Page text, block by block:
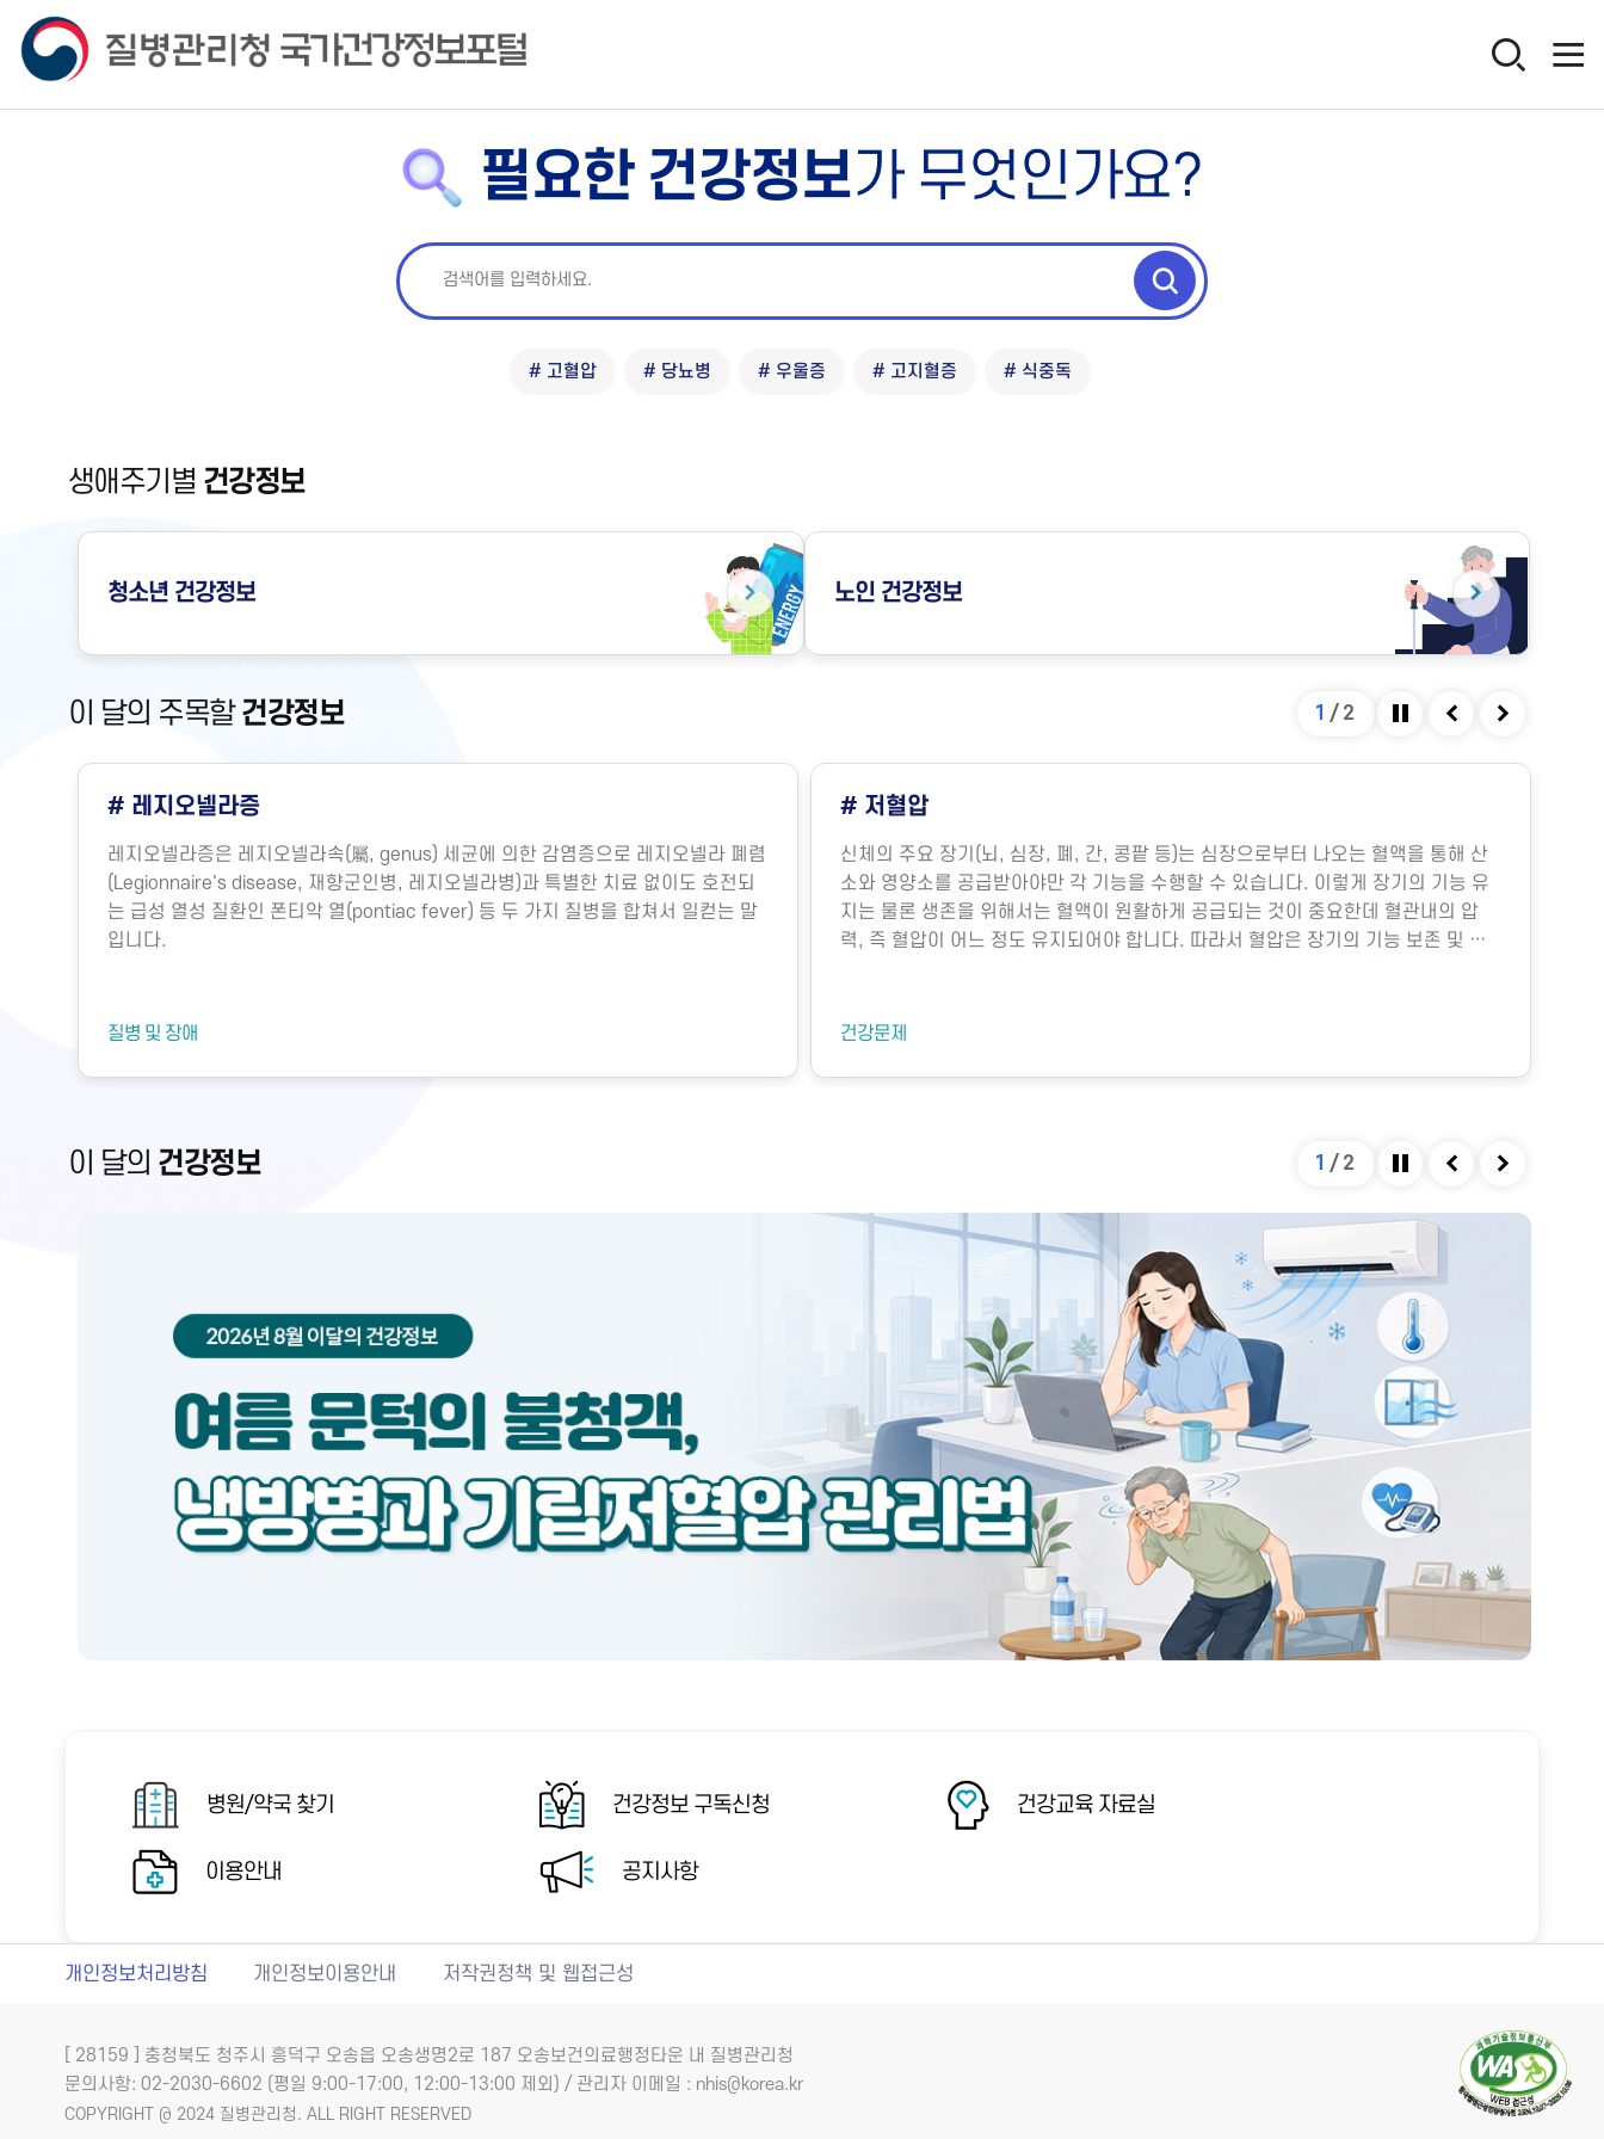
필요한 건강정보가 무엇인가요?
# 고혈압 # 당뇨병 # 우울증 # 고지혈증 # 식중독
생애주기별 건강정보
청소년 건강정보 노인 건강정보
이 달의 주목할건강정보 1 / 2
# 레지오넬라증
레지오넬라증은 레지오넬라속(屬, genus) 세균에 의한 감염증으로 레지오넬라 폐렴
(Legionnaire's disease, 재향군인병, 레지오넬라병)과 특별한 치료 없이도 호전되
는 급성 열성 질환인 폰티악 열(pontiac fever) 등 두 가지 질병을 합쳐서 일컫는 말
입니다.
질병 및 장애
# 저혈압
신체의 주요 장기(뇌, 심장, 폐, 간, 콩팥 등)는 심장으로부터 나오는 혈액을 통해 산
소와 영양소를 공급받아야만 각 기능을 수행할 수 있습니다. 이렇게 장기의 기능 유
지는 물론 생존을 위해서는 혈액이 원활하게 공급되는 것이 중요한데 혈관내의 압
력, 즉 혈압이 어느 정도 유지되어야 합니다. 따라서 혈압은 장기의 기능 보존 및 생
기능에 의해 내보내는 혈액의 양을 심박출량이라고 하는데, 이는 그림과 같이 여러
금만 변해도 혈압에 큰 영향을 미칩니다. 혈관의 직경은 혈관을 확장시키는 인자와
벗어난 병적인 상태로, 질병의 종류 및 심한 정도에 따라 혈압이 낮아지는 정도가 다
건강문제
이 달의 건강정보 1 / 2
병원/약국 찾기 건강정보 구독신청 건강교육 자료실
이용안내 공지사항
개인정보처리방침 개인정보이용안내 저작권정책 및 웹접근성
[ 28159 ] 충청북도 청주시 흥덕구 오송읍 오송생명2로 187 오송보건의료행정타운 내 질병관리청
문의사항: 02-2030-6602 (평일 9:00-17:00, 12:00-13:00 제외) / 관리자 이메일 : nhis@korea.kr
COPYRIGHT @ 2024 질병관리청. ALL RIGHT RESERVED